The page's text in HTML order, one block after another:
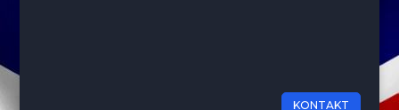
KONTAKT